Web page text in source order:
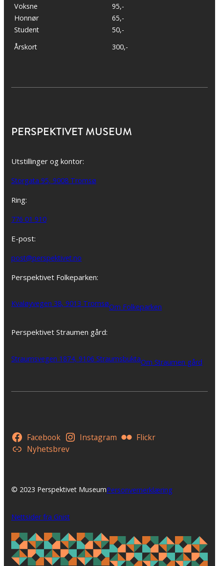
Voksne
Honnør
Student
95,-
65,-
50,-
Årskort
300,-
PERSPEKTIVET MUSEUM
Utstillinger og kontor:
Storgata 95, 9008 Tromsø
Ring:
776 01 910
E-post:
post@perspektivet.no
Perspektivet Folkeparken:
Kvaløyvegen 38, 9013 TromsøOm Folkeparken
Perspektivet Straumen gård:
Straumsvegen 1874, 9106 StraumsbuktaOm Straumen gård
Facebook Instagram
Flickr
Nyhetsbrev
© 2023 Perspektivet MuseumPersonvernerklæring
Nettsider fra Gnist